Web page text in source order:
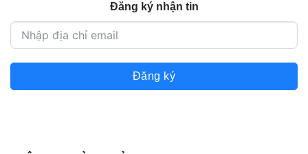
Đăng ký nhận tin
Đăng ký